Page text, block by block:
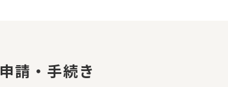
申請・手続き